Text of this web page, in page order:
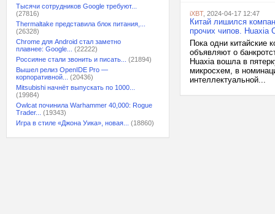
Тысячи сотрудников Google требуют...
(27816)
Thermaltake представила блок питания,...
(26328)
Chrome для Android стал заметно
плавнее: Google...
(22222)
Россияне стали звонить и писать...
(21894)
Вышел релиз OpenIDE Pro —
корпоративной...
(20436)
Mitsubishi начнёт выпускать по 1000...
(19984)
Owlcat починила Warhammer 40,000: Rogue
Trader...
(19343)
Игра в стиле «Джона Уика», новая...
(18860)
iXBT, 2024-04-17 12:47
Китай лишился
прочих чипов. Huaxia
Пока одни китайские
объявляют о
Huaxia вошла в
микросхем, в
интеллектуальной...